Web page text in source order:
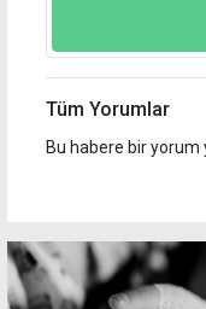
Tüm Yorumlar
Bu habere bir yorum